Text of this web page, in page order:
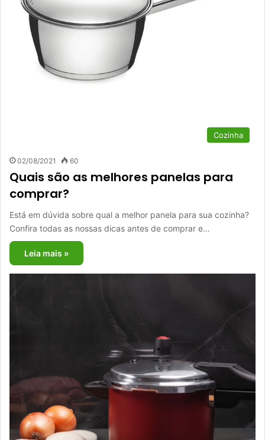
Cozinha
02/08/2021 60
Quais são as melhores panelas para
comprar?
Está em dúvida sobre qual a melhor panela para sua cozinha?
Confira todas as nossas dicas antes de comprar e…
Leia mais »